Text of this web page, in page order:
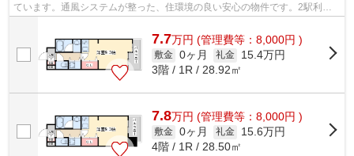
ています。通風システムが整った、住環境の良い安心の物件です。2駅利用
可能な物件なので行動範囲も広がります...
7.7万円 (管理費等：8,000円 )
敷金 0ヶ月 礼金
15.4万円
3階 / 1R / 28.92㎡
7.8万円 (管理費等：8,000円 )
敷金 0ヶ月 礼金
15.6万円
4階 / 1R / 28.50㎡